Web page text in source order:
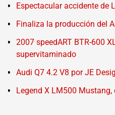
Espectacular accidente de
Finaliza la producción del
2007 speedART BTR-600
supervitaminado
Audi Q7 4.2 V8 por JE
Legend X LM500